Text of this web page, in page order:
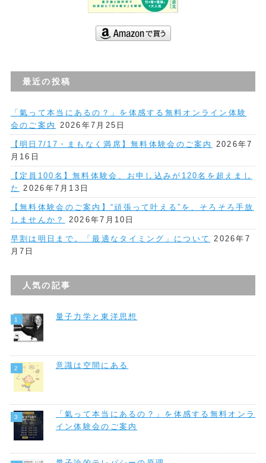
最近の投稿
「氣って本当にあるの？」を体感する無料オンライン体験
会のご案内
2026年7月25日
【明日7/17・まもなく満席】無料体験会のご案内
2026年7
月16日
【定員100名】無料体験会、お申し込みが120名を超えまし
た
2026年7月13日
【無料体験会のご案内】“頑張って叶える”を、そろそろ手放
しませんか？
2026年7月10日
早割は明日まで。「最適なタイミング」について
2026年7
月7日
人気の記事
量子力学と東洋思想
意識は空間にある
「氣って本当にあるの？」を体感する無料オンラ
イン体験会のご案内